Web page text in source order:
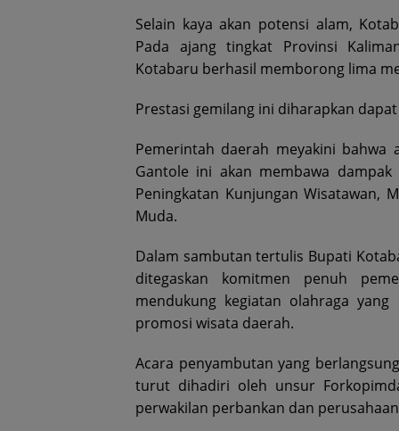
Selain kaya akan potensi alam,
Pada ajang tingkat Provinsi
Kotabaru berhasil memborong lima
Prestasi gemilang ini diharapkan
Pemerintah daerah meyakini bahwa
Gantole ini akan membawa
Peningkatan Kunjungan Wisatawan,
Muda.
Dalam sambutan tertulis Bupati
ditegaskan komitmen penuh
mendukung kegiatan olahraga
promosi wisata daerah.
Acara penyambutan yang
turut dihadiri oleh unsur
perwakilan perbankan dan